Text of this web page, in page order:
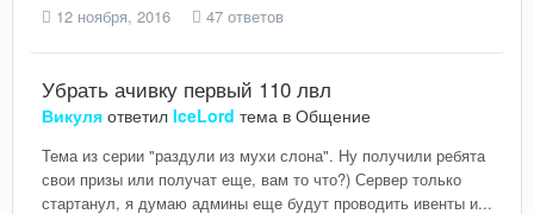
12 ноября, 2016
47 ответов
Убрать ачивку первый 110 лвл
Викуля ответил IceLord тема в Общение
Тема из серии "раздули из мухи слона". Ну получили ребята
свои призы или получат еще, вам то что?) Сервер только
стартанул, я думаю админы еще будут проводить ивенты и...